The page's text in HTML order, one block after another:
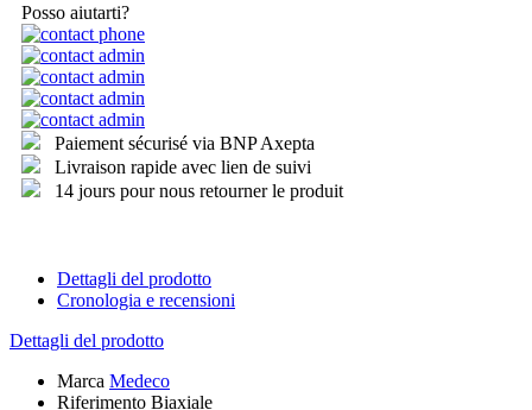
Posso aiutarti?
Paiement sécurisé via BNP Axepta
Livraison rapide avec lien de suivi
14 jours pour nous retourner le produit
Dettagli del prodotto
Cronologia e recensioni
Dettagli del prodotto
Marca Medeco
Riferimento Biaxiale